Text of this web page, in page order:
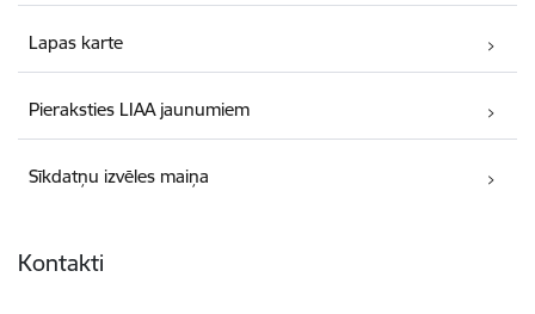
Lapas karte
Pieraksties LIAA jaunumiem
Sīkdatņu izvēles maiņa
Kontakti